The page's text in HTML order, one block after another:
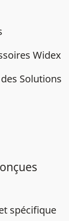
Widex
Solutions
spécifique